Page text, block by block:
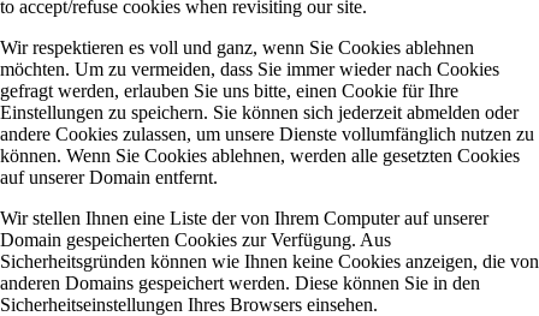
to accept/refuse cookies when revisiting our site.
Wir respektieren es voll und ganz, wenn Sie Cookies ablehnen
möchten. Um zu vermeiden, dass Sie immer wieder nach Cookies
gefragt werden, erlauben Sie uns bitte, einen Cookie für Ihre
Einstellungen zu speichern. Sie können sich jederzeit abmelden oder
andere Cookies zulassen, um unsere Dienste vollumfänglich nutzen zu
können. Wenn Sie Cookies ablehnen, werden alle gesetzten Cookies
auf unserer Domain entfernt.
Wir stellen Ihnen eine Liste der von Ihrem Computer auf unserer
Domain gespeicherten Cookies zur Verfügung. Aus
Sicherheitsgründen können wie Ihnen keine Cookies anzeigen, die von
anderen Domains gespeichert werden. Diese können Sie in den
Sicherheitseinstellungen Ihres Browsers einsehen.